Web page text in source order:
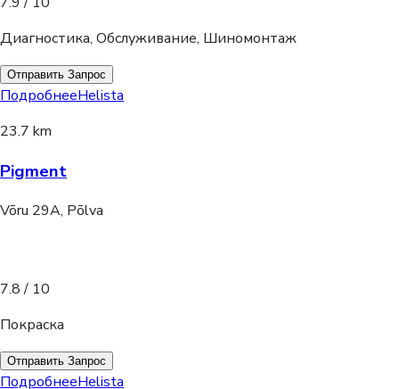
Диагностика, Обслуживание, Шиномонтаж
Отправить Запрос
ПодробнееHelista
23.7 km
Pigment
Võru 29A, Põlva
7.8 / 10
Покраска
Отправить Запрос
ПодробнееHelista